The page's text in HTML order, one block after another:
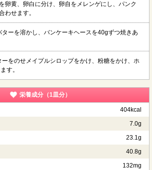
黄、卵白に分け、卵自をメレンゲにし、パンク
わせます。
ーを溶かし、バンケーキヘースを40gずつ焼きあ
をのせメイプルシロップをかけ、粉糖をかけ、ホ
す。
栄養成分（1皿分）
404kcal
7.0g
23.1g
40.8g
132mg